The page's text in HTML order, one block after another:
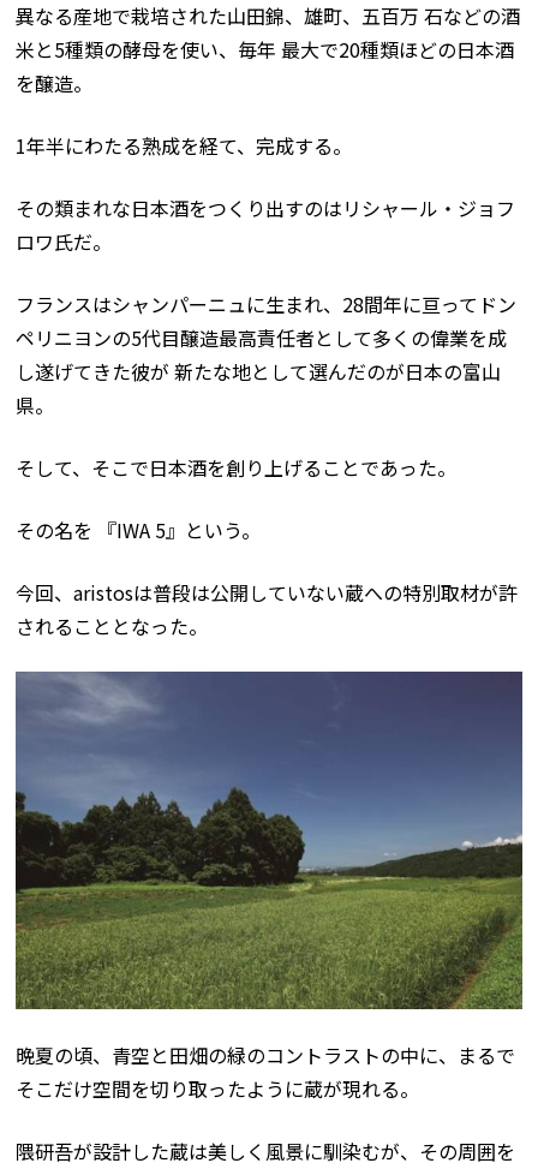
異なる産地で栽培された山田錦、雄町、五百万 石などの酒
米と5種類の酵母を使い、毎年 最大で20種類ほどの日本酒
を醸造。
1年半にわたる熟成を経て、完成する。
その類まれな日本酒をつくり出すのはリシャール・ジョフ
ロワ氏だ。
フランスはシャンパーニュに生まれ、28間年に亘ってドン
ペリニヨンの5代目醸造最高責任者として多くの偉業を成
し遂げてきた彼が 新たな地として選んだのが日本の富山
県。
そして、そこで日本酒を創り上げることであった。
その名を 『IWA 5』という。
今回、aristosは普段は公開していない蔵への特別取材が許
されることとなった。
晩夏の頃、青空と田畑の緑のコントラストの中に、まるで
そこだけ空間を切り取ったように蔵が現れる。
隈研吾が設計した蔵は美しく風景に馴染むが、その周囲を